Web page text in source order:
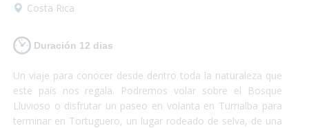
Costa Rica
Duración 12 dias
Un viaje para conocer desde dentro toda la naturaleza que
este país nos regala. Podremos volar sobre el Bosque
Lluvioso o disfrutar un paseo en volanta en Turrialba para
terminar en Tortuguero, un lugar rodeado de selva, de una